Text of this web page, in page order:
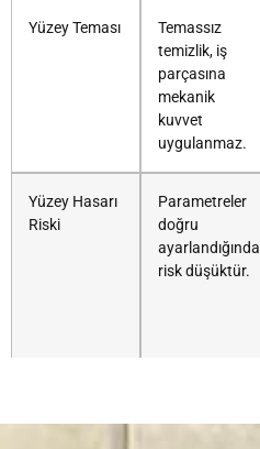
Yüzey Teması
Temassız
temizlik, iş
parçasına
mekanik
kuvvet
uygulanmaz.
Yüzey Hasarı
Riski
Parametreler
doğru
ayarlandığında
risk düşüktür.
Hassasiyeti
seçici ve